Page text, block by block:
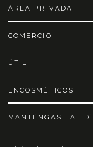
ÁREA PRIVADA
COMERCIO
ÚTIL
ENCOSMÉTICOS
MANTÉNGASE AL